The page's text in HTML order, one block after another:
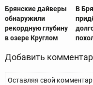
Брянские дайверы
обнаружили
рекордную глубину
в озере Круглом
В
Добавить
Оставляя свой